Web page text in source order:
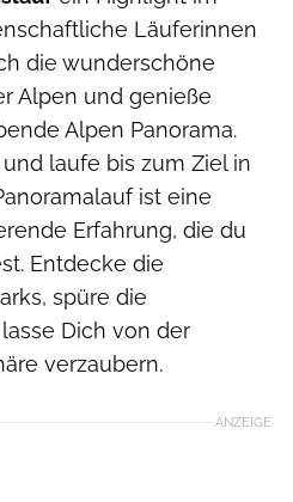
Läuferinnen
die wunderschöne
Alpen und genieße
Alpen Panorama.
laufe bis zum Ziel in
ist eine
Erfahrung, die du
Entdecke die
spüre die
Dich von der
verzaubern.
ANZEIGE